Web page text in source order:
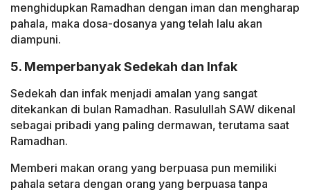
menghidupkan Ramadhan dengan iman dan mengharap
pahala, maka dosa-dosanya yang telah lalu akan
diampuni.
5. Memperbanyak Sedekah dan Infak
Sedekah dan infak menjadi amalan yang sangat
ditekankan di bulan Ramadhan. Rasulullah SAW dikenal
sebagai pribadi yang paling dermawan, terutama saat
Ramadhan.
Memberi makan orang yang berpuasa pun memiliki
pahala setara dengan orang yang berpuasa tanpa